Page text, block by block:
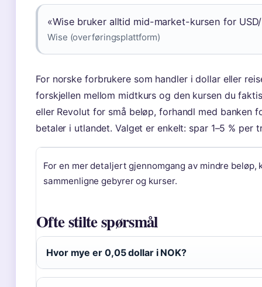
«Wise bruker alltid mid-market-kursen for
Wise (overføringsplattform)
For norske forbrukere som handler i dollar eller
forskjellen mellom midtkurs og den kursen du
eller Revolut for små beløp, forhandl med banken
betaler i utlandet. Valget er enkelt: spar 1–5 % per
For en mer detaljert gjennomgang av mindre beløp,
sammenligne gebyrer og kurser.
Ofte stilte spørsmål
Hvor mye er 0,05 dollar i NOK?